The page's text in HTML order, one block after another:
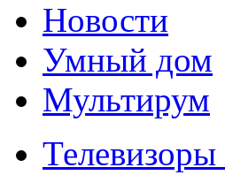
Новости
Умный дом
Мультирум